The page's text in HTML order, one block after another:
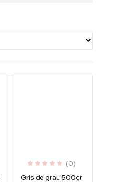
(0)
Gris de grau 500gr